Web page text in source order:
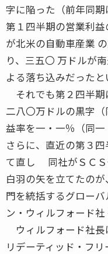
字に陥った（前年同期
第１四半期の営業利
が北米の自動車産業
り、三五〇 万ドルが
よる落ち込みだったと
それでも第２四半期
二八〇万ドルの黒字
益率を一・一％（同一
さらに、直近の第３
て直し 同社がＳＣＳ
白羽の矢を立てたの
門を統括するグロー
ン・ウィルフォード社
ウィルフォード社長
リデーティッド・フ